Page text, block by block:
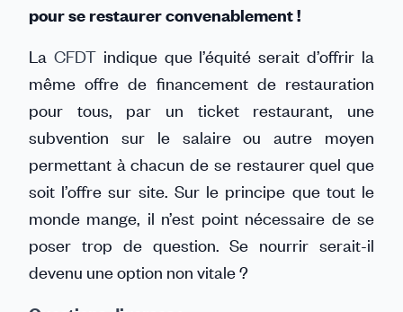
pour se restaurer convenablement !
La CFDT indique que l’équité serait d’offrir la
même offre de financement de restauration
pour tous, par un ticket restaurant, une
subvention sur le salaire ou autre moyen
permettant à chacun de se restaurer quel que
soit l’offre sur site. Sur le principe que tout le
monde mange, il n’est point nécessaire de se
poser trop de question. Se nourrir serait-il
devenu une option non vitale ?